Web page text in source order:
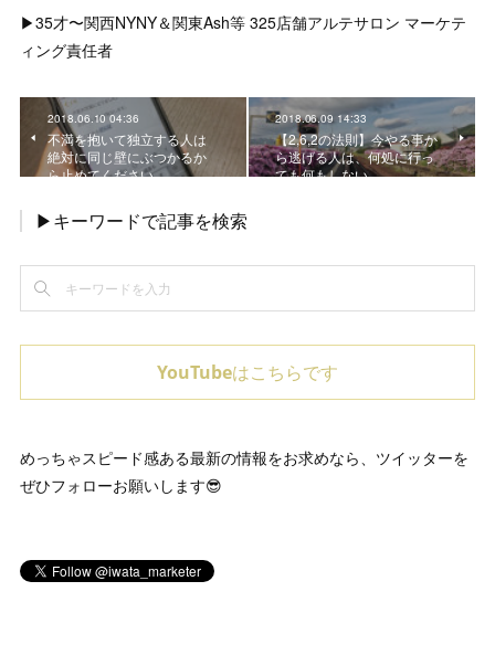
▶︎35才〜関西NYNY＆関東Ash等 325店舗アルテサロン マーケテ
ィング責任者
2018.06.10 04:36
不満を抱いて独立する人は
絶対に同じ壁にぶつかるか
ら止めてください
2018.06.09 14:33
【2,6,2の法則】今やる事か
ら逃げる人は、何処に行っ
ても何もしない
▶キーワードで記事を検索
YouTubeはこちらです
めっちゃスピード感ある最新の情報をお求めなら、ツイッターを
ぜひフォローお願いします😎